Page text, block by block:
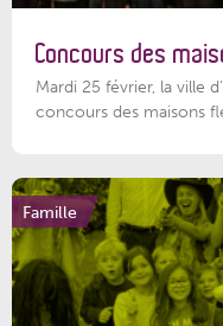
Concours des
Mardi 25 février, la ville
concours des maisons
Famille